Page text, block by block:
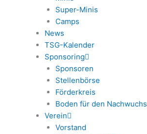
Super-Minis
Camps
News
TSG-Kalender
Sponsoring
Sponsoren
Stellenbörse
Förderkreis
Boden für den Nachwuchs
Verein
Vorstand